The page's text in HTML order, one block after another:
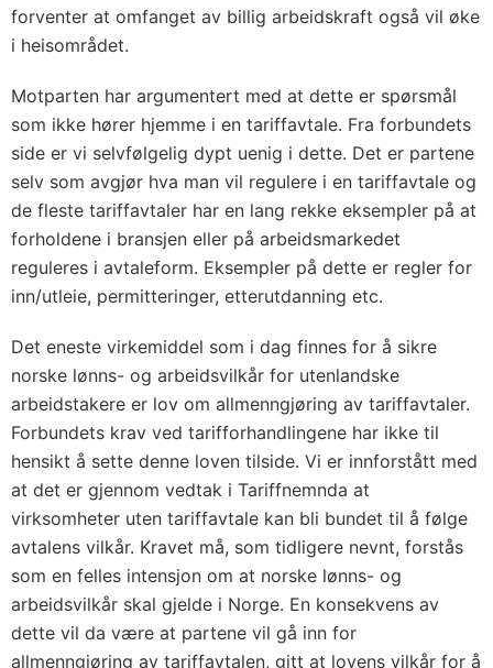
forventer at omfanget av billig arbeidskraft også vil øke
i heisområdet.
Motparten har argumentert med at dette er spørsmål
som ikke hører hjemme i en tariffavtale. Fra forbundets
side er vi selvfølgelig dypt uenig i dette. Det er partene
selv som avgjør hva man vil regulere i en tariffavtale og
de fleste tariffavtaler har en lang rekke eksempler på at
forholdene i bransjen eller på arbeidsmarkedet
reguleres i avtaleform. Eksempler på dette er regler for
inn/utleie, permitteringer, etterutdanning etc.
Det eneste virkemiddel som i dag finnes for å sikre
norske lønns- og arbeidsvilkår for utenlandske
arbeidstakere er lov om allmenngjøring av tariffavtaler.
Forbundets krav ved tarifforhandlingene har ikke til
hensikt å sette denne loven tilside. Vi er innforstått med
at det er gjennom vedtak i Tariffnemnda at
virksomheter uten tariffavtale kan bli bundet til å følge
avtalens vilkår. Kravet må, som tidligere nevnt, forstås
som en felles intensjon om at norske lønns- og
arbeidsvilkår skal gjelde i Norge. En konsekvens av
dette vil da være at partene vil gå inn for
allmenngjøring av tariffavtalen, gitt at lovens vilkår for å